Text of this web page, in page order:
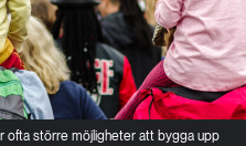
ofta större möjligheter att bygga upp